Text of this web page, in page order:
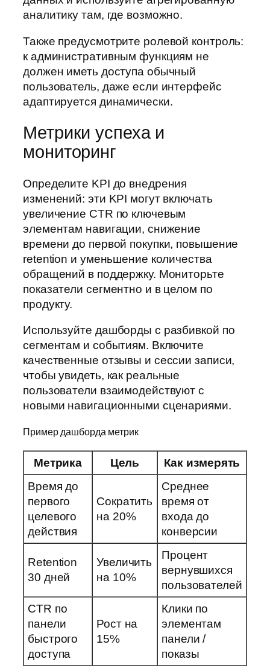
аналитику там, где возможно.
Также предусмотрите ролевой контроль:
к административным функциям не
должен иметь доступа обычный
пользователь, даже если интерфейс
адаптируется динамически.
Метрики успеха и
мониторинг
Определите KPI до внедрения
изменений: эти KPI могут включать
увеличение CTR по ключевым
элементам навигации, снижение
времени до первой покупки, повышение
retention и уменьшение количества
обращений в поддержку. Мониторьте
показатели сегментно и в целом по
продукту.
Используйте дашборды с разбивкой по
сегментам и событиям. Включите
качественные отзывы и сессии записи,
чтобы увидеть, как реальные
пользователи взаимодействуют с
новыми навигационными сценариями.
Пример дашборда метрик
Метрика Цель
Как измерять
Время до
первого
целевого
действия
Сократить
на 20%
Среднее
время от
входа до
конверсии
Retention
30 дней
Увеличить
на 10%
Процент
вернувшихся
пользователей
CTR по
панели
быстрого
доступа
Рост на
15%
Клики по
элементам
панели /
показы